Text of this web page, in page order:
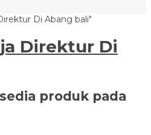
Di Abang bali"
Direktur Di
produk pada